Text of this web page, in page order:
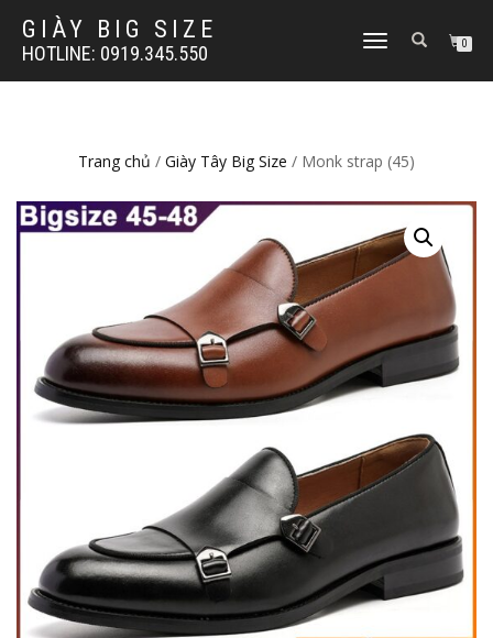
GIÀY BIG SIZE
HOTLINE: 0919.345.550
TOGGLE
0
Trang chủ / Giày Tây Big Size / Monk strap (45)